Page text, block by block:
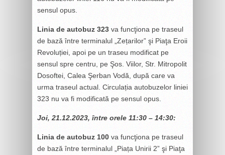
sensul opus.
Linia de autobuz 323 va funcţiona pe traseul
de bază între terminalul „Zețarilor” şi Piaţa Eroii
Revoluției, apoi pe un traseu modificat pe
sensul spre centru, pe Şos. Viilor, Str. Mitropolit
Dosoftei, Calea Şerban Vodă, după care va
urma traseul actual. Circulația autobuzelor liniei
323 nu va fi modificată pe sensul opus.
Joi, 21.12.2023, între orele 11:30 – 14:30:
Linia de autobuz 100 va funcţiona pe traseul
de bază între terminalul „Piața Unirii 2” şi Piaţa